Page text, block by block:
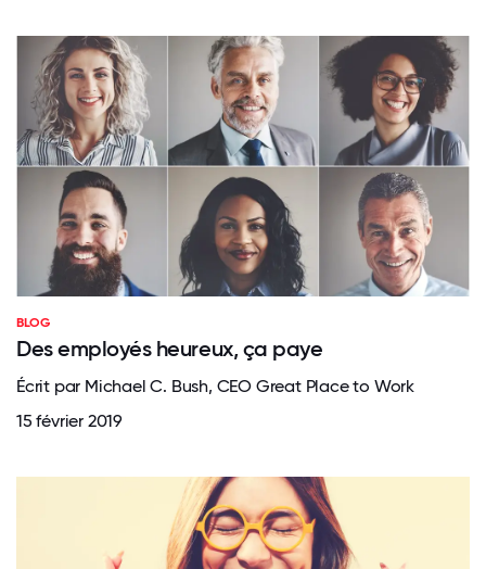
BLOG
Des employés heureux, ça paye
Écrit par Michael C. Bush, CEO Great Place to Work
15 février 2019